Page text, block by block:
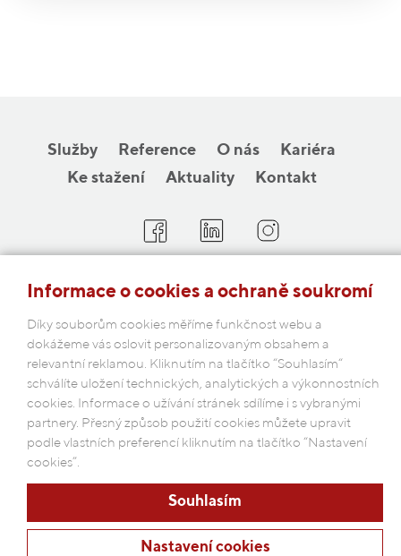
Služby Reference O nás
Kariéra
Ke stažení
Aktuality Kontakt
COBAP s.r.o.
Česká republika
Podmínky ochrany osobních údajů
Informace o cookies a ochraně soukromí
Díky souborům cookies měříme funkčnost webu a
dokážeme vás oslovit personalizovaným obsahem a
relevantní reklamou. Kliknutím na tlačítko “Souhlasím“
schválíte uložení technických, analytických a výkonnostních
cookies. Informace o užívání stránek sdílíme i s vybranými
partnery. Přesný způsob použití cookies můžete upravit
podle vlastních preferencí kliknutím na tlačítko “Nastavení
cookies”.
Souhlasím
Nastavení cookies